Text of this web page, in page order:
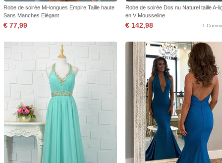
Robe de soirée Mi-longues Empire Taille haute
Sans Manches Elégant
€ 77,99
Robe de soirée Dos nu Naturel taille A-
en V Mousseline
€ 142,98 1